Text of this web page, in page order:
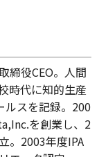
締役CEO。人間
時代に知的生産
ルスを記録。200
を創業し、2
。2003年度IPA